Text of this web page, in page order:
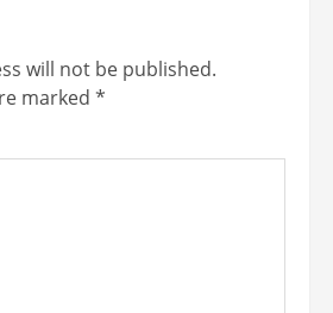
will not be published.
marked *